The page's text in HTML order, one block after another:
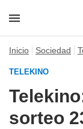
Inicio Sociedad
TELEKINO
sorteo